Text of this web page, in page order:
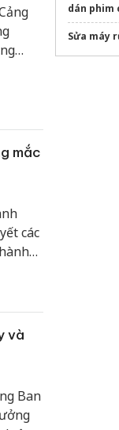
mắc
các
và
Ban
dán phim
Sửa máy